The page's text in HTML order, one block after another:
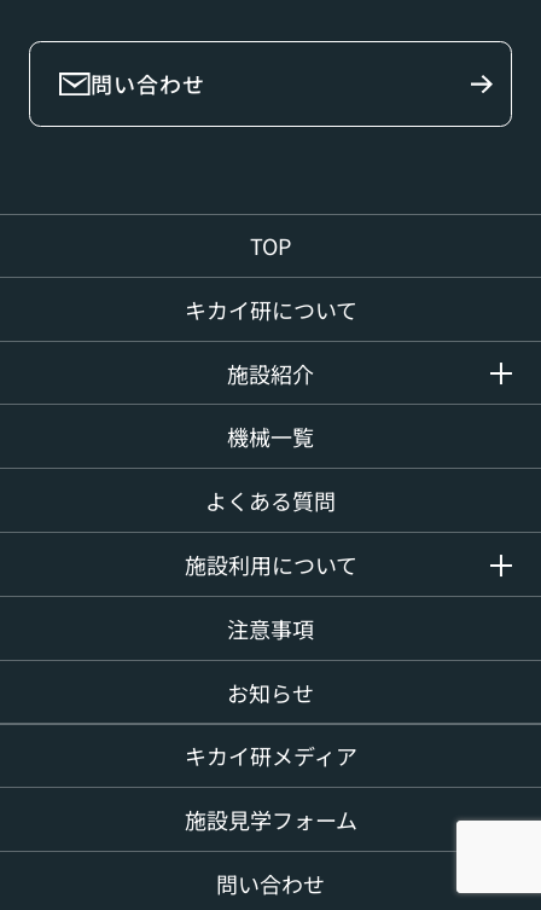
問い合わせ
TOP
キカイ研について
施設紹介
機械一覧
よくある質問
施設利用について
注意事項
お知らせ
キカイ研メディア
施設見学フォーム
問い合わせ